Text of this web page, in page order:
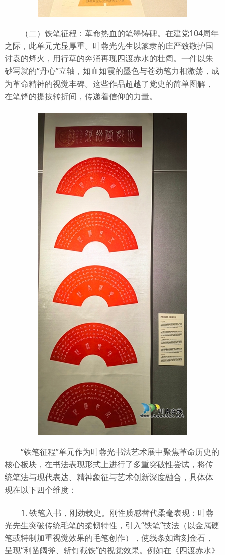
（二）铁笔征程：革命热血的笔墨铸碑。在建党104周年
之际，此单元尤显厚重。叶蓉光先生以篆隶的庄严致敬护国
讨袁的烽火，用行草的奔涌再现四渡赤水的壮阔。一件以朱
砂写就的“丹心”立轴，如血如霞的墨色与苍劲笔力相激荡，成
为革命精神的视觉丰碑。这些作品超越了党史的简单图解，
在笔锋的提按转折间，传递着信仰的力量。
“铁笔征程”单元作为叶蓉光书法艺术展中聚焦革命历史的
核心板块，在书法表现形式上进行了多重突破性尝试，将传
统笔法与现代表达、精神象征与艺术创新深度融合，具体体
现在以下四个维度：
1. 铁笔入书，刚劲载史。刚性质感替代柔毫表现：叶蓉
光先生突破传统毛笔的柔韧特性，引入“铁笔”技法（以金属硬
笔或特制加重视觉效果的毛笔创作），使线条如凿刻金石，
呈现“利凿阔斧、斩钉截铁”的视觉效果。例如在《四渡赤水》